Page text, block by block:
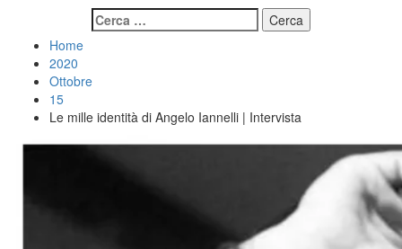
Ricerca
per:
Home
2020
Ottobre
15
Le mille identità di Angelo Iannelli | Intervista